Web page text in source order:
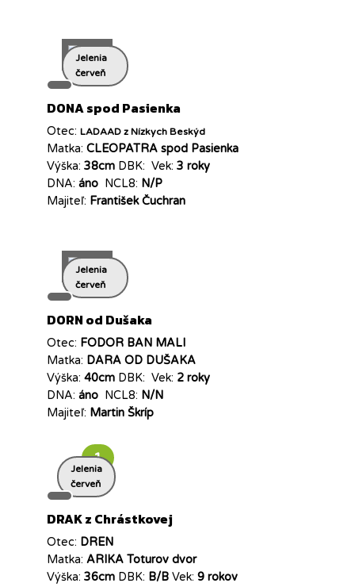
Jelenia
červeň
DONA spod Pasienka
Otec: LADAAD z Nízkych Beskýd
Matka: CLEOPATRA spod Pasienka
Výška: 38cm DBK: Vek: 3 roky
DNA: áno NCL8: N/P
Majiteľ: František Čuchran
Jelenia
červeň
DORN od Dušaka
Otec: FODOR BAN MALI
Matka: DARA OD DUŠAKA
Výška: 40cm DBK: Vek: 2 roky
DNA: áno NCL8: N/N
Majiteľ: Martin Škríp
1
Jelenia
červeň
DRAK z Chrástkovej
Otec: DREN
Matka: ARIKA Toturov dvor
Výška: 36cm DBK: B/B Vek: 9 rokov